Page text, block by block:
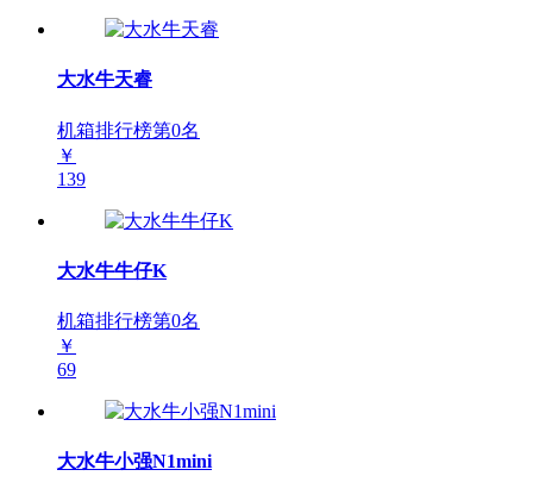
大水牛天睿
机箱排行榜第0名
￥
139
大水牛牛仔K
机箱排行榜第0名
￥
69
大水牛小强N1mini